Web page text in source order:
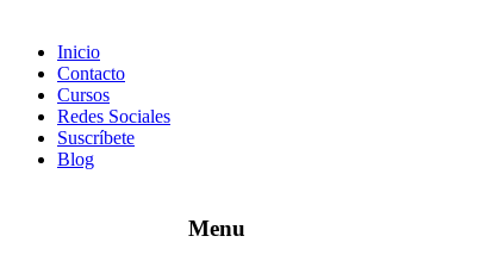
Inicio
Contacto
Cursos
Redes Sociales
Suscríbete
Blog